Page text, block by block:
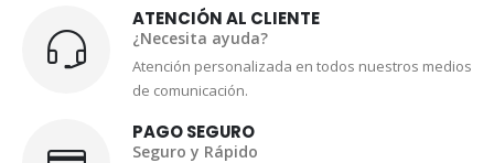
ATENCIÓN AL CLIENTE
¿Necesita ayuda?
Atención personalizada en todos nuestros medios
de comunicación.
PAGO SEGURO
Seguro y Rápido